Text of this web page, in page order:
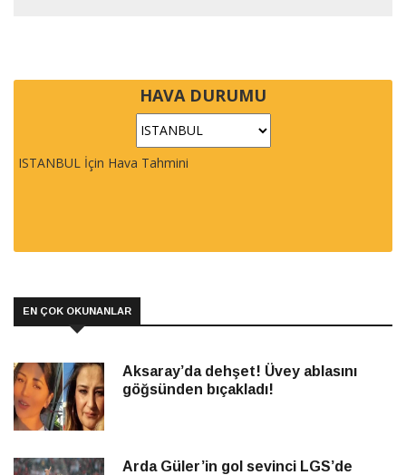
HAVA DURUMU
ISTANBUL İçin Hava Tahmini
EN ÇOK OKUNANLAR
Aksaray’da dehşet! Üvey ablasını
göğsünden bıçakladı!
Arda Güler’in gol sevinci LGS’de